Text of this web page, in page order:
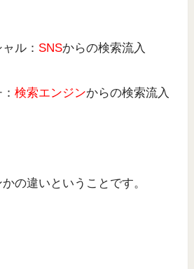
ル： SNSからの検索流入
：検索エンジンからの検索流入
の違いということです。